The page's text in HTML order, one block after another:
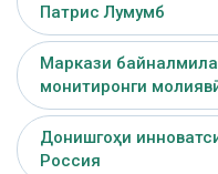
Патрис Лумумб
Маркази
монитиронги
Донишгоҳи
Россия